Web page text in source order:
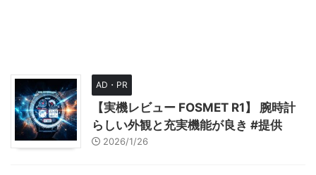
AD・PR
【実機レビュー FOSMET R1】 腕時計
らしい外観と充実機能が良き #提供
2026/1/26